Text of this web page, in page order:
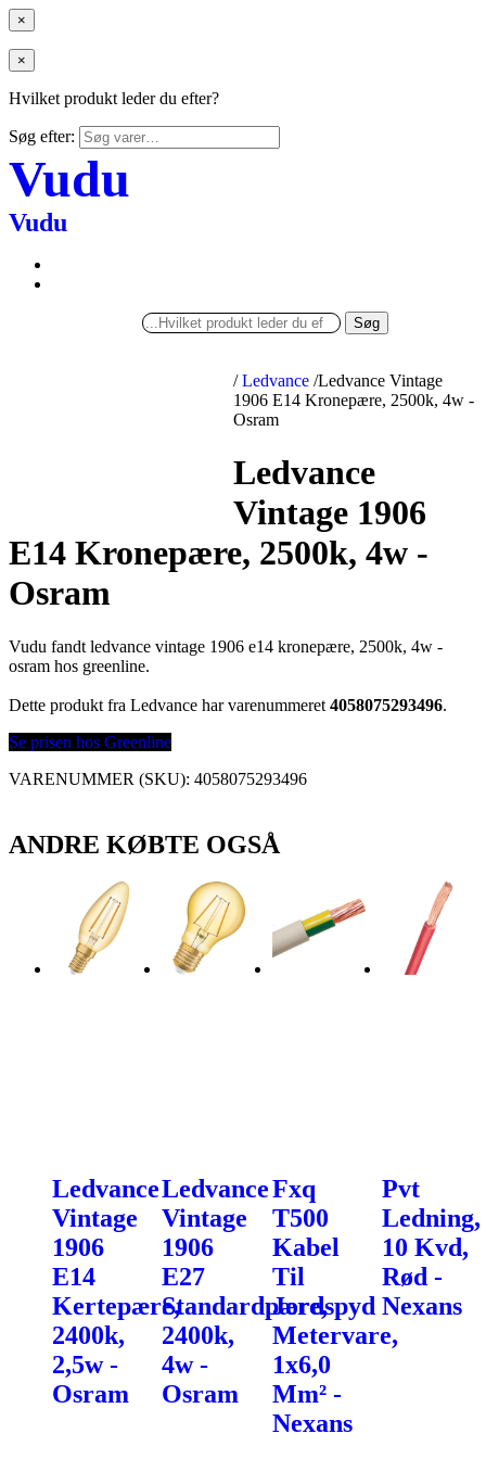
×
×
Hvilket produkt leder du efter?
Søg efter:
Vudu
Vudu
Søg
/ Ledvance /Ledvance Vintage
1906 E14 Kronepære, 2500k, 4w -
Osram
Ledvance
Vintage 1906
E14 Kronepære, 2500k, 4w -
Osram
Vudu fandt ledvance vintage 1906 e14 kronepære, 2500k, 4w -
osram hos greenline.
Dette produkt fra Ledvance har varenummeret 4058075293496.
Se prisen hos Greenline
VARENUMMER (SKU): 4058075293496
ANDRE KØBTE OGSÅ
Ledvance
Vintage
1906
E14
Kertepære,
2400k,
2,5w -
Osram
Ledvance
Vintage
1906
E27
Standardpære,
2400k,
4w -
Osram
Fxq
T500
Kabel
Til
Jordspyd
Metervare,
1x6,0
Mm² -
Nexans
Pvt
Ledning,
10 Kvd,
Rød -
Nexans